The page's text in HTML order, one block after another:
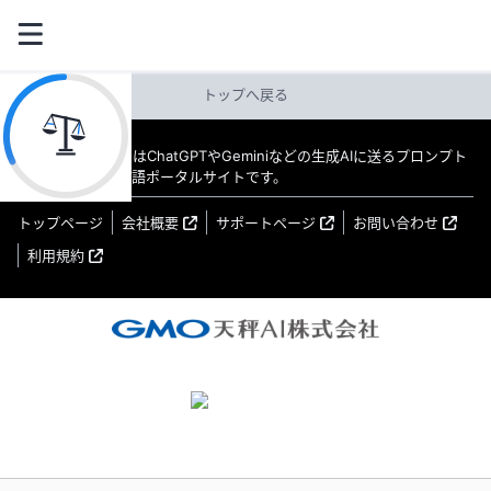
トップへ戻る
教えてAI byGMO はChatGPTやGeminiなどの生成AIに送るプロンプト
（指示文）の日本語ポータルサイトです。
トップページ 会社概要 サポートページ
お問い合わせ
利用規約